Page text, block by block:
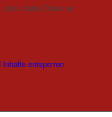
dass dabei Daten an
entsperren